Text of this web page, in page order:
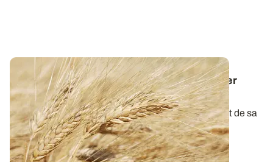
Dose d'azote sur blé dur : comment assurer
rendement et taux de protéines élevés ?
La qualité du blé dur à la récolte dépend étroitement de sa
teneur en protéines. L...
15 JANV. 2026